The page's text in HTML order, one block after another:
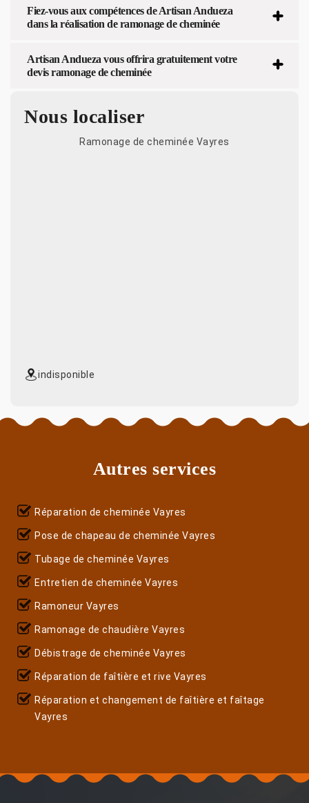
Fiez-vous aux compétences de Artisan Andueza
dans la réalisation de ramonage de cheminée
Artisan Andueza vous offrira gratuitement votre
devis ramonage de cheminée
Nous localiser
Ramonage de cheminée Vayres
indisponible
Autres services
Réparation de cheminée Vayres
Pose de chapeau de cheminée Vayres
Tubage de cheminée Vayres
Entretien de cheminée Vayres
Ramoneur Vayres
Ramonage de chaudière Vayres
Débistrage de cheminée Vayres
Réparation de faîtière et rive Vayres
Réparation et changement de faîtière et faîtage
Vayres